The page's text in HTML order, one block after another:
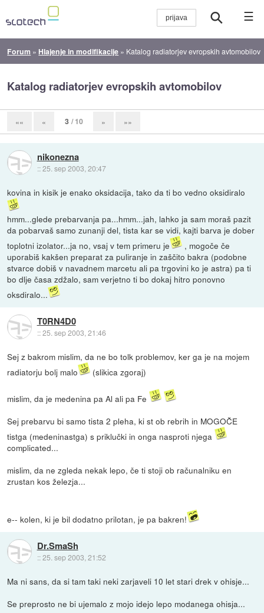
☰
Forum » Hlajenje in modifikacije » Katalog radiatorjev evropskih avtomobilov
Katalog radiatorjev evropskih avtomobilov
«« « 3 / 10 » »»
nikonezna
::25. sep 2003, 20:47
kovina in kisik je enako oksidacija, tako da ti bo vedno oksidiralo
hmm...glede prebarvanja pa...hmm...jah, lahko ja sam moraš pazit
da pobarvaš samo zunanji del, tista kar se vidi, kajti barva je dober
toplotni izolator...ja no, vsaj v tem primeru je
, mogoče če
uporabiš kakšen preparat za puliranje in zaščito bakra (podobne
stvarce dobiš v navadnem marcetu ali pa trgovini ko je astra) pa ti
bo dlje časa zdžalo, sam verjetno ti bo dokaj hitro ponovno
oksdiralo...
T0RN4D0
::25. sep 2003, 21:46
Sej z bakrom mislim, da ne bo tolk problemov, ker ga je na mojem
radiatorju bolj malo
(slikica zgoraj)
mislim, da je medenina pa Al ali pa Fe
Sej prebarvu bi samo tista 2 pleha, ki st ob rebrih in MOGOČE
tistga (medeninastga) s priklučki in onga nasproti njega
complicated...
mislim, da ne zgleda nekak lepo, če ti stoji ob računalniku en
zrustan kos železja...
e-- kolen, ki je bil dodatno prilotan, je pa bakren!
Dr.SmaSh
::25. sep 2003, 21:52
Ma ni sans, da si tam taki neki zarjaveli 10 let stari drek v ohisje...
Se preprosto ne bi ujemalo z mojo idejo lepo modanega ohisja...